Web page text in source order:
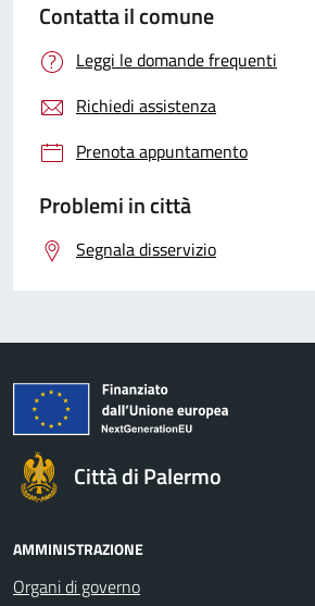
Contatta il comune
Leggi le domande frequenti
Richiedi assistenza
Prenota appuntamento
Problemi in città
Segnala disservizio
Città di Palermo
AMMINISTRAZIONE
Organi di governo